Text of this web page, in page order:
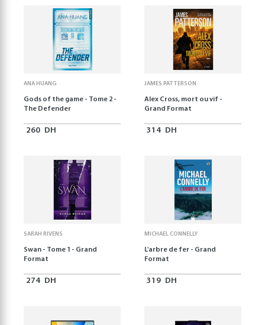
ANA HUANG
Gods of the game - Tome 2 -
The Defender
260 DH
JAMES PATTERSON
Alex Cross, mort ou vif -
Grand Format
314 DH
SARAH RIVENS
Swan - Tome 1 - Grand
Format
274 DH
MICHAEL CONNELLY
L'arbre de fer - Grand
Format
319 DH